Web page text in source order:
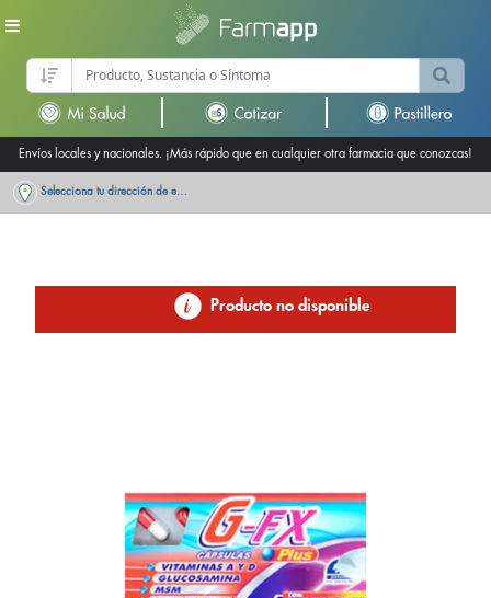
Envíos locales y nacionales. ¡Más rápido que en cualquier otra farmacia que conozcas!
Selecciona tu dirección de entrega
Producto no disponible